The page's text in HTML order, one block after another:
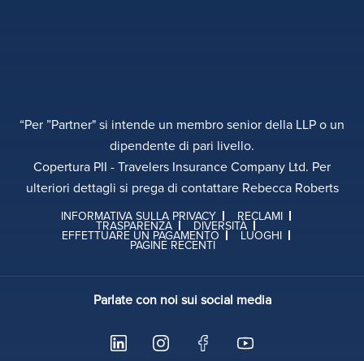
“Per ”Partner" si intende un membro senior della LLP o un
dipendente di pari livello.
Copertura PII - Travelers Insurance Company Ltd. Per
ulteriori dettagli si prega di contattare Rebecca Roberts
INFORMATIVA SULLA PRIVACY RECLAMI
TRASPARENZA DIVERSITÀ
EFFETTUARE UN PAGAMENTO LUOGHI
PAGINE RECENTI
Parlate con noi sui social media